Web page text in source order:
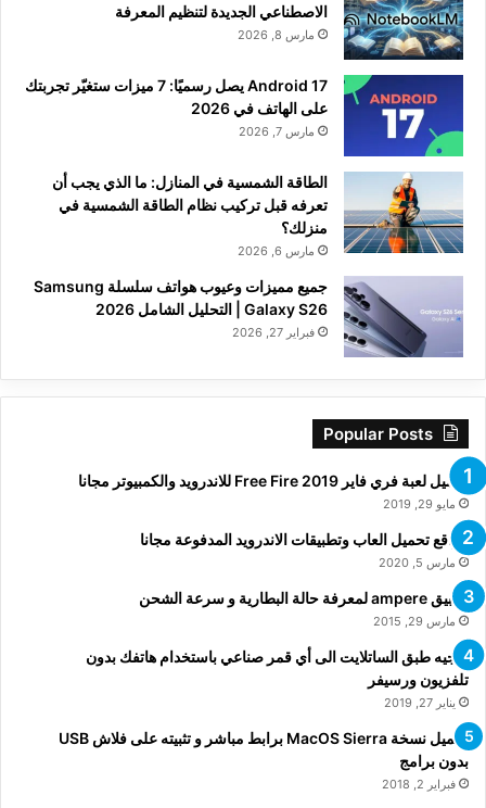
الاصطناعي الجديدة لتنظيم المعرفة
مارس 8, 2026
Android 17 يصل رسميًا: 7 ميزات ستغيّر تجربتك
على الهاتف في 2026
مارس 7, 2026
الطاقة الشمسية في المنازل: ما الذي يجب أن
تعرفه قبل تركيب نظام الطاقة الشمسية في
منزلك؟
مارس 6, 2026
جميع مميزات وعيوب هواتف سلسلة Samsung
Galaxy S26 | التحليل الشامل 2026
فبراير 27, 2026
Popular Posts
تحميل لعبة فري فاير Free Fire 2019 للاندرويد والكمبيوتر مجانا
مايو 29, 2019
مواقع تحميل العاب وتطبيقات الاندرويد المدفوعة مجانا
مارس 5, 2020
تطبيق ampere لمعرفة حالة البطارية و سرعة الشحن
مارس 29, 2015
توجيه طبق الساتلايت الى أي قمر صناعي باستخدام هاتفك بدون
تلفزيون ورسيفر
يناير 27, 2019
تحميل نسخة MacOS Sierra برابط مباشر و تثبيته على فلاش USB
بدون برامج
فبراير 2, 2018